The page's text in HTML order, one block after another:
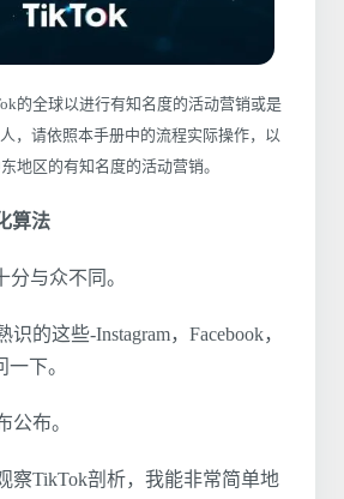
的全球以进行有知名度的活动营销或是
，请依照本手册中的流程实际操作，以
地区的有知名度的活动营销。
算法
分与众不同。
的这些-Instagram，Facebook，
下。
公布。
察TikTok剖析，我能非常简单地